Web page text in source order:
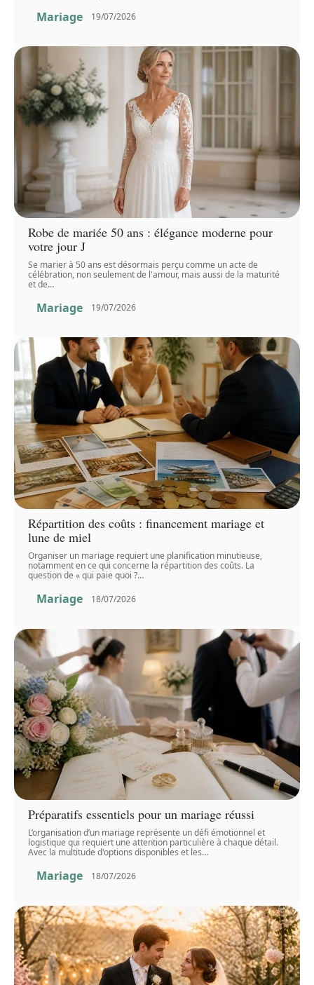
Mariage 19/07/2026
Robe de mariée 50 ans : élégance moderne pour
votre jour J
Se marier à 50 ans est désormais perçu comme un acte de
célébration, non seulement de l'amour, mais aussi de la maturité
et de…
Mariage 19/07/2026
Répartition des coûts : financement mariage et
lune de miel
Organiser un mariage requiert une planification minutieuse,
notamment en ce qui concerne la répartition des coûts. La
question de « qui paie quoi ?…
Mariage 18/07/2026
Préparatifs essentiels pour un mariage réussi
L’organisation d’un mariage représente un défi émotionnel et
logistique qui requiert une attention particulière à chaque détail.
Avec la multitude d'options disponibles et les…
Mariage 18/07/2026